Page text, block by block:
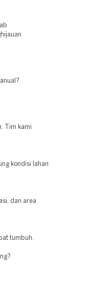
Tim kami
kondisi lahan
dan area
tumbuh.